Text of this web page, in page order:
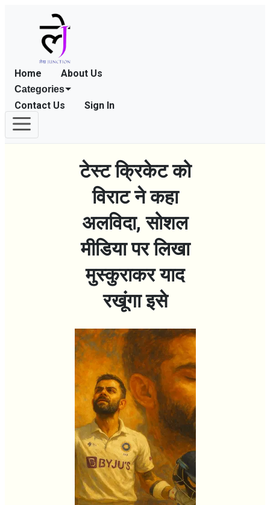
Home About Us
Categories
Contact Us Sign In
टेस्ट क्रिकेट को
विराट ने कहा
अलविदा, सोशल
मीडिया पर लिखा
मुस्कुराकर याद
रखूंगा इसे